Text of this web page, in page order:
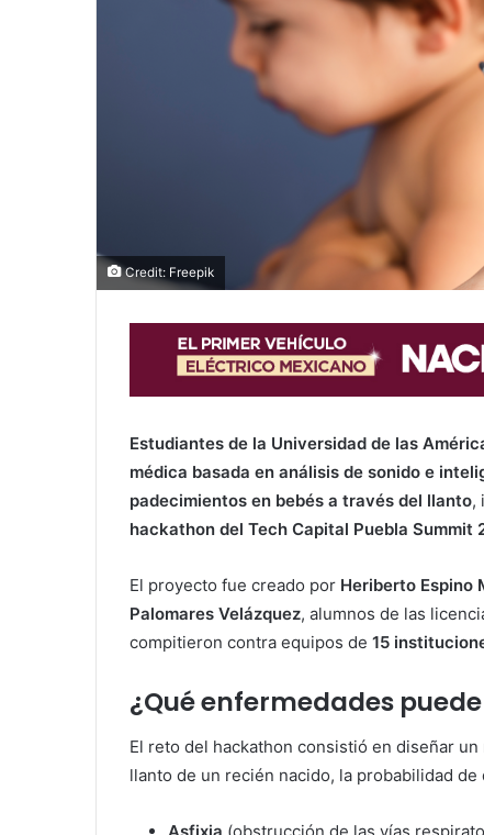
Credit: Freepik
Estudiantes de la Universidad de las
médica basada en análisis de sonido e
padecimientos en bebés a través del llanto,
hackathon del Tech Capital Puebla Summit
El proyecto fue creado por Heriberto Espino
Palomares Velázquez, alumnos de las
compitieron contra equipos de 15
¿Qué enfermedades
El reto del hackathon consistió en diseñar un
llanto de un recién nacido, la probabilidad
Asfixia (obstrucción de las vías